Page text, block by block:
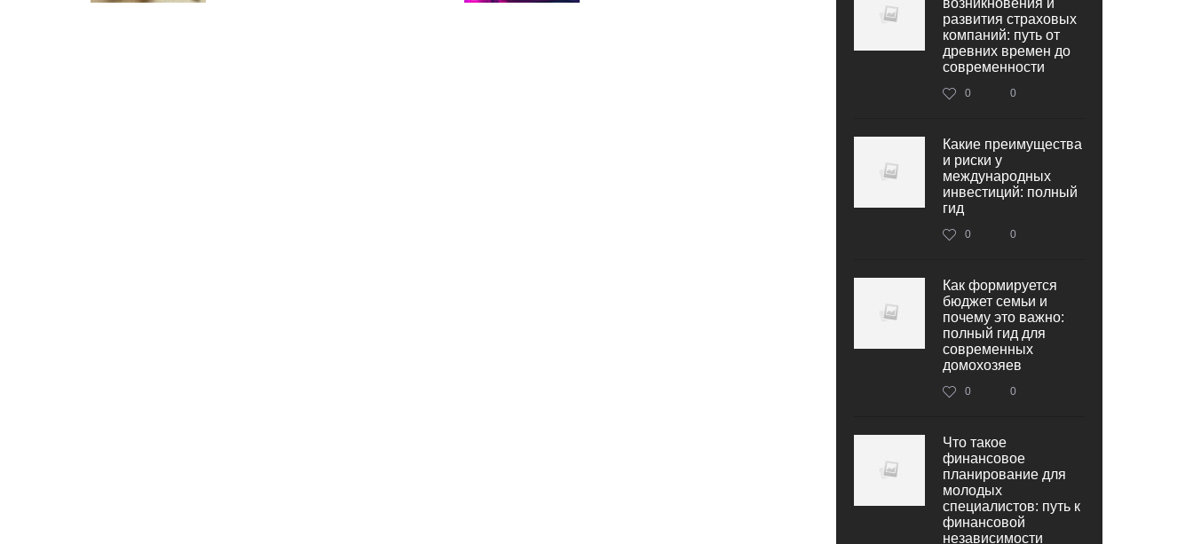
развития страховых
компаний: путь от
древних времен до
современности
0 0
Какие преимущества
и риски у
международных
инвестиций: полный
гид
0 0
Как формируется
бюджет семьи и
почему это важно:
полный гид для
современных
домохозяев
0 0
Что такое
финансовое
планирование для
молодых
специалистов: путь к
финансовой
независимости